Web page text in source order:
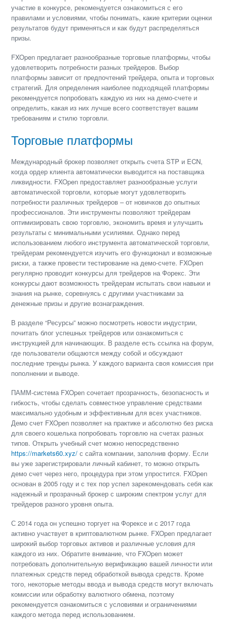
участие в конкурсе, рекомендуется ознакомиться с его
правилами и условиями, чтобы понимать, какие критерии оценки
результатов будут применяться и как будут распределяться
призы.
FXOpen предлагает разнообразные торговые платформы, чтобы
удовлетворить потребности разных трейдеров. Выбор
платформы зависит от предпочтений трейдера, опыта и торговых
стратегий. Для определения наиболее подходящей платформы
рекомендуется попробовать каждую из них на демо-счете и
определить, какая из них лучше всего соответствует вашим
требованиям и стилю торговли.
Торговые платформы
Международный брокер позволяет открыть счета STP и ECN,
когда ордер клиента автоматически выводится на поставщика
ликвидности. FXOpen предоставляет разнообразные услуги
автоматической торговли, которые могут удовлетворить
потребности различных трейдеров – от новичков до опытных
профессионалов. Эти инструменты позволяют трейдерам
оптимизировать свою торговлю, экономить время и улучшить
результаты с минимальными усилиями. Однако перед
использованием любого инструмента автоматической торговли,
трейдерам рекомендуется изучить его функционал и возможные
риски, а также провести тестирование на демо-счете. FXOpen
регулярно проводит конкурсы для трейдеров на Форекс. Эти
конкурсы дают возможность трейдерам испытать свои навыки и
знания на рынке, соревнуясь с другими участниками за
денежные призы и другие вознаграждения.
В разделе “Ресурсы” можно посмотреть новости индустрии,
почитать блог успешных трейдеров или ознакомиться с
инструкцией для начинающих. В разделе есть ссылка на форум,
где пользователи общаются между собой и обсуждают
последние тренды рынка. У каждого варианта своя комиссия при
пополнении и выводе.
ПАММ-система FXOpen сочетает прозрачность, безопасность и
гибкость, чтобы сделать совместное управление средствами
максимально удобным и эффективным для всех участников.
Демо счет FXOpen позволяет на практике и абсолютно без риска
для своего кошелька попробовать торговлю на счетах разных
типов. Открыть учебный счет можно непосредственно
https://markets60.xyz/ с сайта компании, заполнив форму. Если
вы уже зарегистрировали личный кабинет, то можно открыть
демо счет через него, процедура при этом упростится. FXOpen
основан в 2005 году и с тех пор успел зарекомендовать себя как
надежный и прозрачный брокер с широким спектром услуг для
трейдеров разного уровня опыта.
С 2014 года он успешно торгует на Форексе и с 2017 года
активно участвует в криптовалютном рынке. FXOpen предлагает
широкий выбор торговых активов и различные условия для
каждого из них. Обратите внимание, что FXOpen может
потребовать дополнительную верификацию вашей личности или
платежных средств перед обработкой вывода средств. Кроме
того, некоторые методы ввода и вывода средств могут включать
комиссии или обработку валютного обмена, поэтому
рекомендуется ознакомиться с условиями и ограничениями
каждого метода перед использованием.